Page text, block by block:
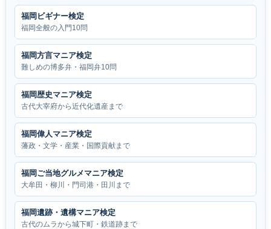
福岡ビギナー検定
福岡全般の入門10問
福岡方言マニア検定
難しめの博多弁・福岡弁10問
福岡歴史マニア検定
古代大宰府から近代化遺産まで
福岡偉人マニア検定
藩政・文学・産業・国際貢献まで
福岡ご当地グルメマニア検定
大牟田・柳川・門司港・田川まで
福岡遺跡・遺構マニア検定
古代のムラから城下町・鉄道跡まで